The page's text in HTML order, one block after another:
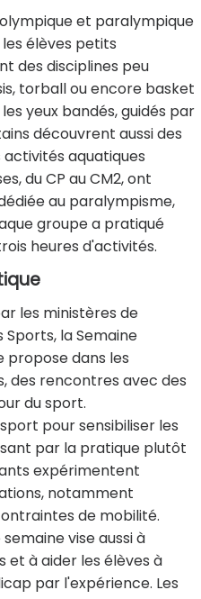
et paralympique
élèves petits
des disciplines peu
torball ou encore basket
yeux bandés, guidés par
découvrent aussi des
aquatiques
du CP au CM2, ont
au paralympisme,
groupe a pratiqué
heures d'activités.
les ministères de
la Semaine
dans les
des rencontres avec des
du sport.
pour sensibiliser les
par la pratique plutôt
expérimentent
notamment
de mobilité.
vise aussi à
et à aider les élèves à
par l'expérience. Les